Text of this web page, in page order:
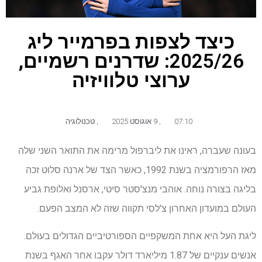
כיצד לצפות בפרמייר ליג
2025/26: שדרנים רשמיים,
ערוצי טלוויזיה
07:10 9 אוגוסט 2025 טכנולוגיה
בעונה שעברה, ראינו את ליברפול מרימה את התואר השני שלה
מאז הרפורמציה בשנת 1992, כאשר הצד של ארנה סלוט זכה
בליגה בצורה נוחה. אוהבי מנצ'סטר סיטי, ארסנל ואלופת גביע
העולם במועדון האחרון צ'לסי תקווה שזה לא המצב הפעם.
ליגת העל היא אחת המשקפיים הספורטיביים הגדולים בעולם.
אנשים ענקיים של 1.87 מיליארד דולר עקבו אחר האגף בשנת